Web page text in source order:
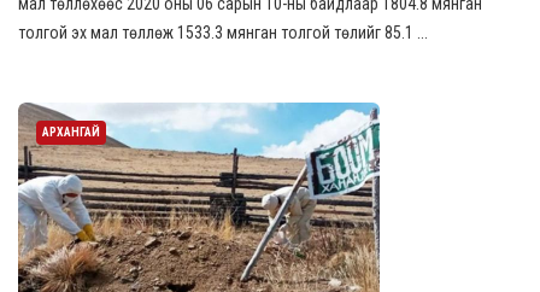
толгой эх мал төллөж 1533.3 мянган толгой төлийг 85.1 ...
АРХАНГАЙ